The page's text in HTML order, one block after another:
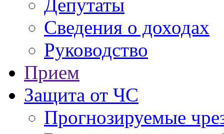
Депутаты
Сведения о доходах
Руководство
Прием
Защита от ЧС
Прогнозируемые